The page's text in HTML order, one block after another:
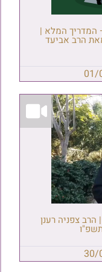
המדריך המלא |
הרב אביעד
01/
צפניה רענן
30/